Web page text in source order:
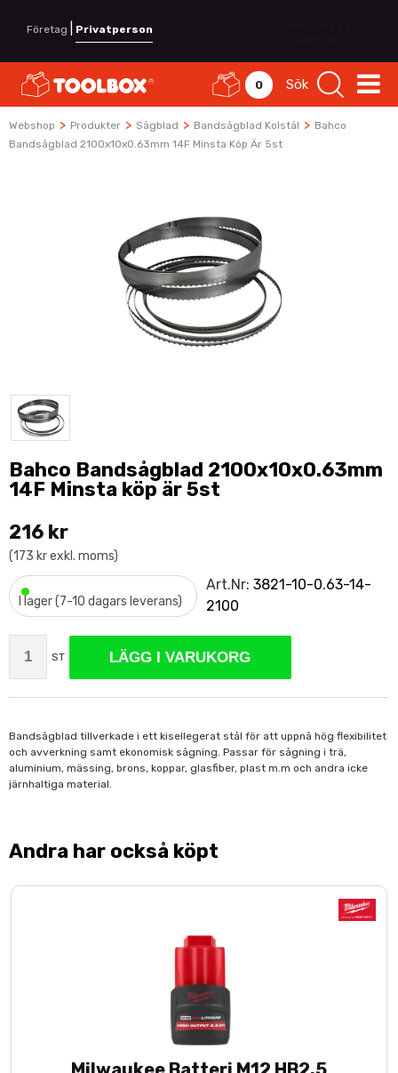
Företag Privatperson
0 Sök
Webshop > Produkter > Sågblad > Bandsågblad Kolstål > Bahco
Bandsågblad 2100x10x0.63mm 14F Minsta Köp Är 5st
Bahco Bandsågblad 2100x10x0.63mm
14F Minsta köp är 5st
216 kr
(173 kr exkl. moms)
•I lager (7-10 dagars leverans)
Art.Nr: 3821-10-0.63-14-
2100
ST LÄGG I VARUKORG
Bandsågblad tillverkade i ett kisellegerat stål för att uppnå hög flexibilitet
och avverkning samt ekonomisk sågning. Passar för sågning i trä,
aluminium, mässing, brons, koppar, glasfiber, plast m.m och andra icke
järnhaltiga material.
Andra har också köpt